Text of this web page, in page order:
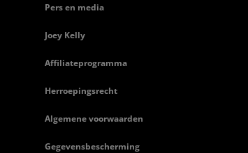
Pers en media
Joey Kelly
Affiliateprogramma
Herroepingsrecht
Algemene voorwaarden
Gegevensbescherming